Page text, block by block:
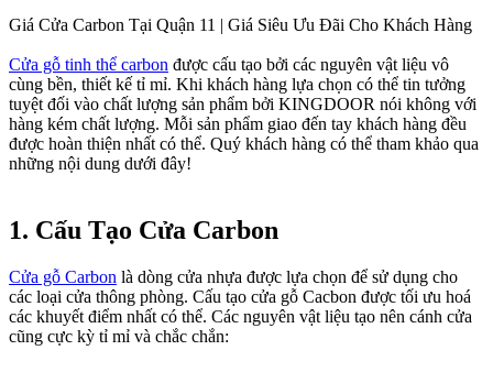
Giá Cửa Carbon Tại Quận 11 | Giá Siêu Ưu Đãi Cho Khách Hàng
Cửa gỗ tinh thể carbon được cấu tạo bởi các nguyên vật liệu vô
cùng bền, thiết kế tỉ mỉ. Khi khách hàng lựa chọn có thể tin tưởng
tuyệt đối vào chất lượng sản phẩm bởi KINGDOOR nói không với
hàng kém chất lượng. Mỗi sản phẩm giao đến tay khách hàng đều
được hoàn thiện nhất có thể. Quý khách hàng có thể tham khảo qua
những nội dung dưới đây!
1. Cấu Tạo Cửa Carbon​
Cửa gỗ Carbon là dòng cửa nhựa được lựa chọn để sử dụng cho
các loại cửa thông phòng. Cấu tạo cửa gỗ Cacbon được tối ưu hoá
các khuyết điểm nhất có thể. Các nguyên vật liệu tạo nên cánh cửa
cũng cực kỳ tỉ mỉ và chắc chắn: